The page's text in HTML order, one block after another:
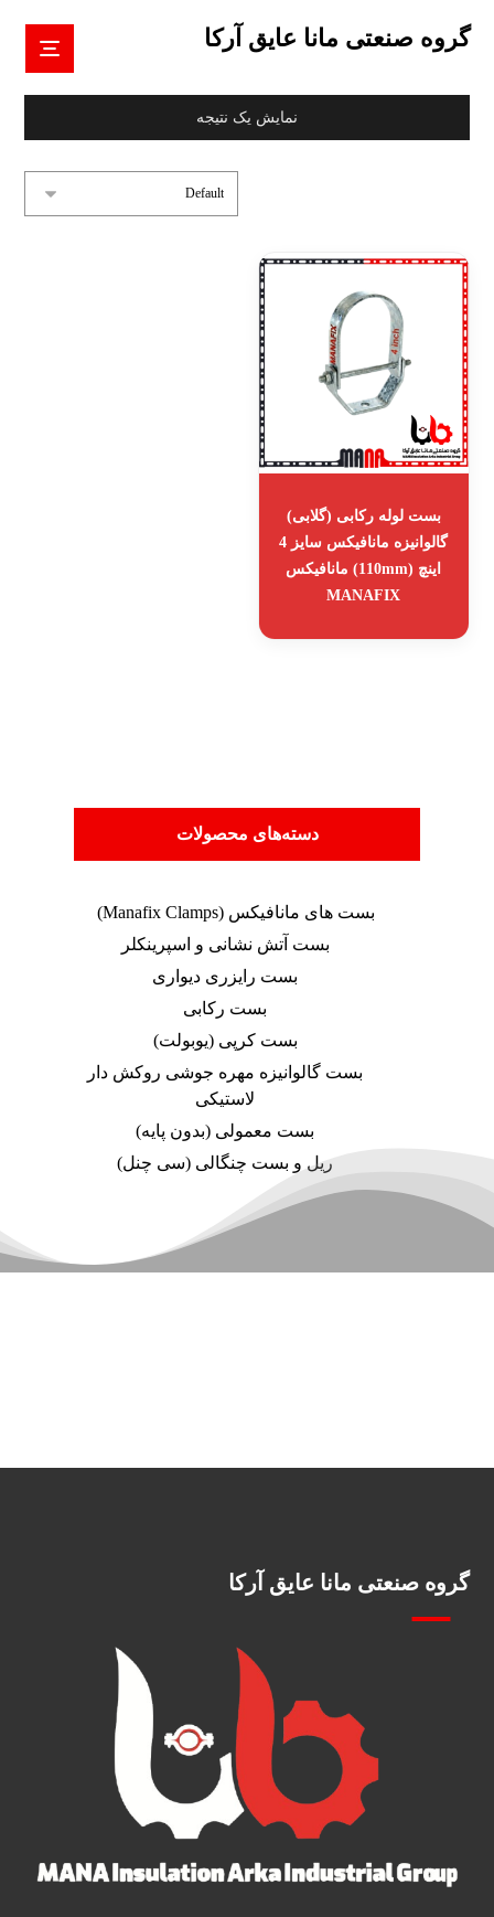
گروه صنعتی مانا عایق آرکا
نمایش یک نتیجه
بست لوله رکابی (گلابی)
گالوانیزه مانافیکس سایز 4
اینچ (110mm) مانافیکس
MANAFIX
دسته‌های محصولات
بست های مانافیکس (Manafix Clamps)
بست آتش نشانی و اسپرینکلر
بست رایزری دیواری
بست رکابی
بست کرپی (یوبولت)
بست گالوانیزه مهره جوشی روکش دار
لاستیکی
بست معمولی (بدون پایه)
ریل و بست چنگالی (سی چنل)
گروه صنعتی مانا عایق آرکا